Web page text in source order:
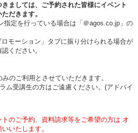
ましては、ご予約された皆様にイベント
だきます。
定を行っている場合は「＠agos.co.jp」の
モーション」タブに振り分けられる場合が
ください。
のご利用とさせていただきます。
ム受講生の方はご遠慮ください。(アドバイ
のご予約、資料請求等をご希望の方は オ
いたします。